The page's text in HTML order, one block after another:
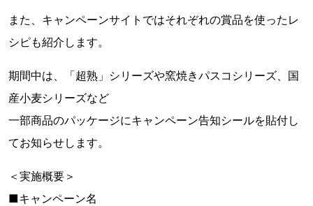
また、キャンペーンサイトではそれぞれの賞品を使ったレ
シピも紹介します。
期間中は、「超熟」シリーズや窯焼きパスコシリーズ、国
産小麦シリーズなど
一部商品のパッケージにキャンペーン告知シールを貼付し
てお知らせします。
＜実施概要＞
■キャンペーン名